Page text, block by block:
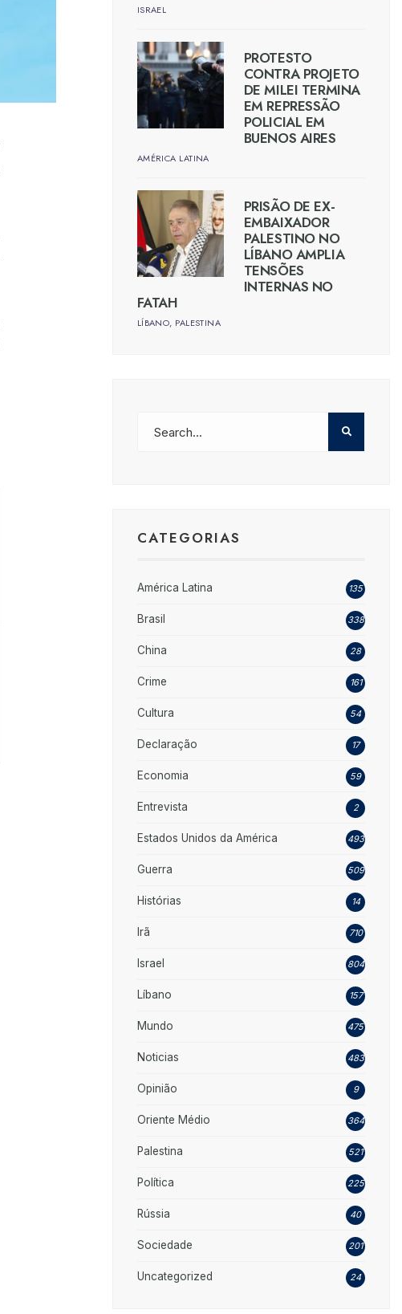
ISRAEL
PROTESTO
CONTRA PROJETO
DE MILEI TERMINA
EM REPRESSÃO
POLICIAL EM
BUENOS AIRES
AMÉRICA LATINA
PRISÃO DE EX-
EMBAIXADOR
PALESTINO NO
LÍBANO AMPLIA
TENSÕES
INTERNAS NO
FATAH
LÍBANO, PALESTINA
CATEGORIAS
América Latina 135
Brasil 338
China 28
Crime 161
Cultura 54
Declaração 17
Economia 59
Entrevista 2
Estados Unidos da América 493
Guerra 509
Histórias 14
Irã 710
Israel 804
Líbano 157
Mundo 475
Noticias 483
Opinião 9
Oriente Médio 364
Palestina 521
Política 225
Rússia 40
Sociedade 201
Uncategorized 24